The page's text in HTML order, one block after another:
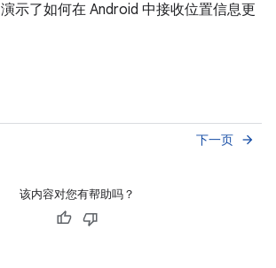
演示了如何在 Android 中接收位置信息更
下一页 arrow_forward
该内容对您有帮助吗？